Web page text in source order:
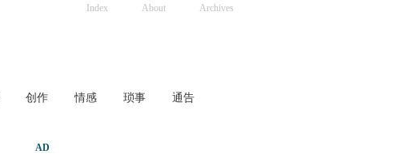
Index About Archives
创作 情感 琐事 通告
AD